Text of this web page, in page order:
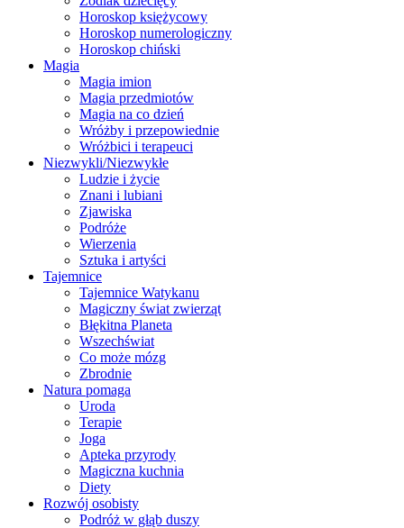
Horoskop księżycowy
Horoskop numerologiczny
Horoskop chiński
Magia
Magia imion
Magia przedmiotów
Magia na co dzień
Wróżby i przepowiednie
Wróżbici i terapeuci
Niezwykli/Niezwykłe
Ludzie i życie
Znani i lubiani
Zjawiska
Podróże
Wierzenia
Sztuka i artyści
Tajemnice
Tajemnice Watykanu
Magiczny świat zwierząt
Błękitna Planeta
Wszechświat
Co może mózg
Zbrodnie
Natura pomaga
Uroda
Terapie
Joga
Apteka przyrody
Magiczna kuchnia
Diety
Rozwój osobisty
Podróż w głąb duszy